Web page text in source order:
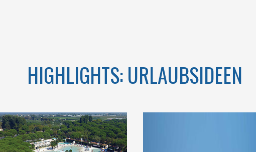
HIGHLIGHTS: URLAUBSIDEEN
MIT EINER
MEERESFRONT VON
ÜBER 1KM INMITTEN
DES WUNDERBAREN